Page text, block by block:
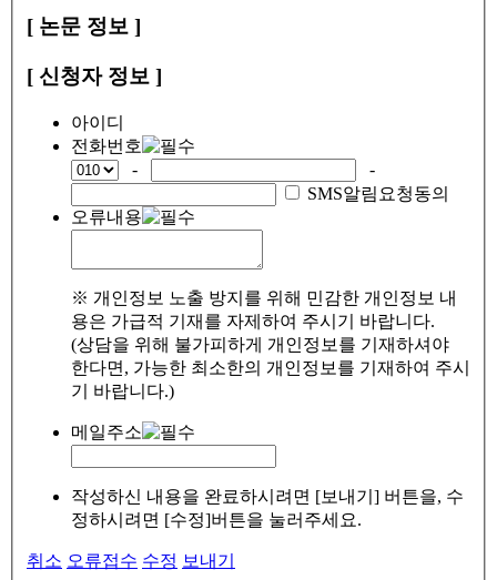
[ 논문 정보 ]
[ 신청자 정보 ]
아이디
전화번호
-
-
SMS알림요청동의
오류내용
※ 개인정보 노출 방지를 위해 민감한 개인정보 내
용은 가급적 기재를 자제하여 주시기 바랍니다.
(상담을 위해 불가피하게 개인정보를 기재하셔야
한다면, 가능한 최소한의 개인정보를 기재하여 주시
기 바랍니다.)
메일주소
작성하신 내용을 완료하시려면 [보내기] 버튼을, 수
정하시려면 [수정]버튼을 눌러주세요.
취소 오류접수 수정 보내기